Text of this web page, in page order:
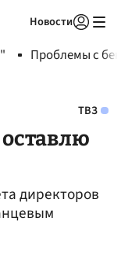
Новости
Проблемы с
ТВЗ
директоров